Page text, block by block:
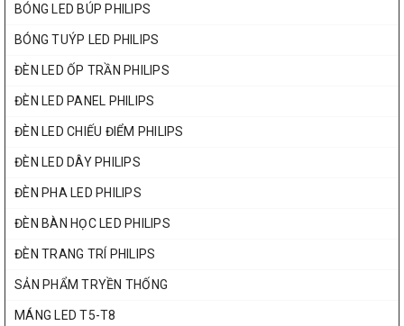
BÓNG LED BÚP PHILIPS
BÓNG TUÝP LED PHILIPS
ĐÈN LED ỐP TRẦN PHILIPS
ĐÈN LED PANEL PHILIPS
ĐÈN LED CHIẾU ĐIỂM PHILIPS
ĐÈN LED DÂY PHILIPS
ĐÈN PHA LED PHILIPS
ĐÈN BÀN HỌC LED PHILIPS
ĐÈN TRANG TRÍ PHILIPS
SẢN PHẨM TRYỀN THỐNG
MÁNG LED T5-T8